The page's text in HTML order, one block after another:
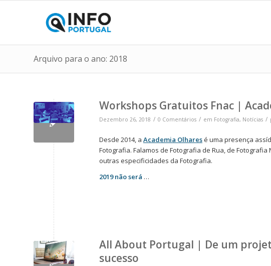
Arquivo para o ano: 2018
Workshops Gratuitos Fnac |
Dezembro 26, 2018 / 0 Comentários / em Fotografia, Notícias /
Desde 2014, a Academia Olharesé uma presença
Fotografia. Falamos de Fotografia de Rua, de
outras especificidades da Fotografia.
2019 não será …
All About Portugal | De um
sucesso